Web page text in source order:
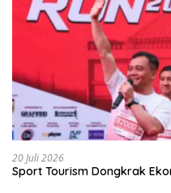
20 Juli 2026
Sport Tourism Dongkrak